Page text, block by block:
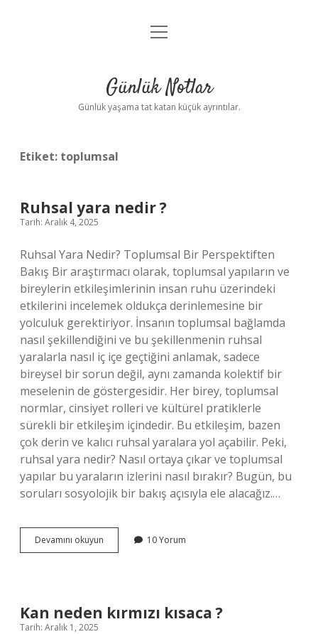
Anasayfa
Yasal Uyarı
menüyü
Günlük Notlar
Günlük yaşama tat katan küçük ayrıntılar.
Etiket: toplumsal
Ruhsal yara nedir ?
Tarih: Aralık 4, 2025
Ruhsal Yara Nedir? Toplumsal Bir Perspektiften
Bakış Bir araştırmacı olarak, toplumsal yapıların ve
bireylerin etkileşimlerinin insan ruhu üzerindeki
etkilerini incelemek oldukça derinlemesine bir
yolculuk gerektiriyor. İnsanın toplumsal bağlamda
nasıl şekillendiğini ve bu şekillenmenin ruhsal
yaralarla nasıl iç içe geçtiğini anlamak, sadece
bireysel bir sorun değil, aynı zamanda kolektif bir
meselenin de göstergesidir. Her birey, toplumsal
normlar, cinsiyet rolleri ve kültürel pratiklerle
sürekli bir etkileşim içindedir. Bu etkileşim, bazen
çok derin ve kalıcı ruhsal yaralara yol açabilir. Peki,
ruhsal yara nedir? Nasıl ortaya çıkar ve toplumsal
yapılar bu yaraların izlerini nasıl bırakır? Bugün, bu
soruları sosyolojik bir bakış açısıyla ele alacağız.…
Devamını okuyun
yara
10 Yorum
Kan neden kırmızı kısaca ?
Tarih: Aralık 1, 2025